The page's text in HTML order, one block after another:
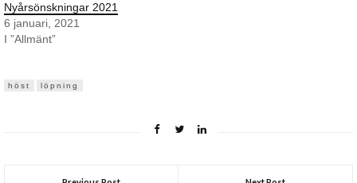
Nyårsönskningar 2021
6 januari, 2021
I ”Allmänt”
höst löpning